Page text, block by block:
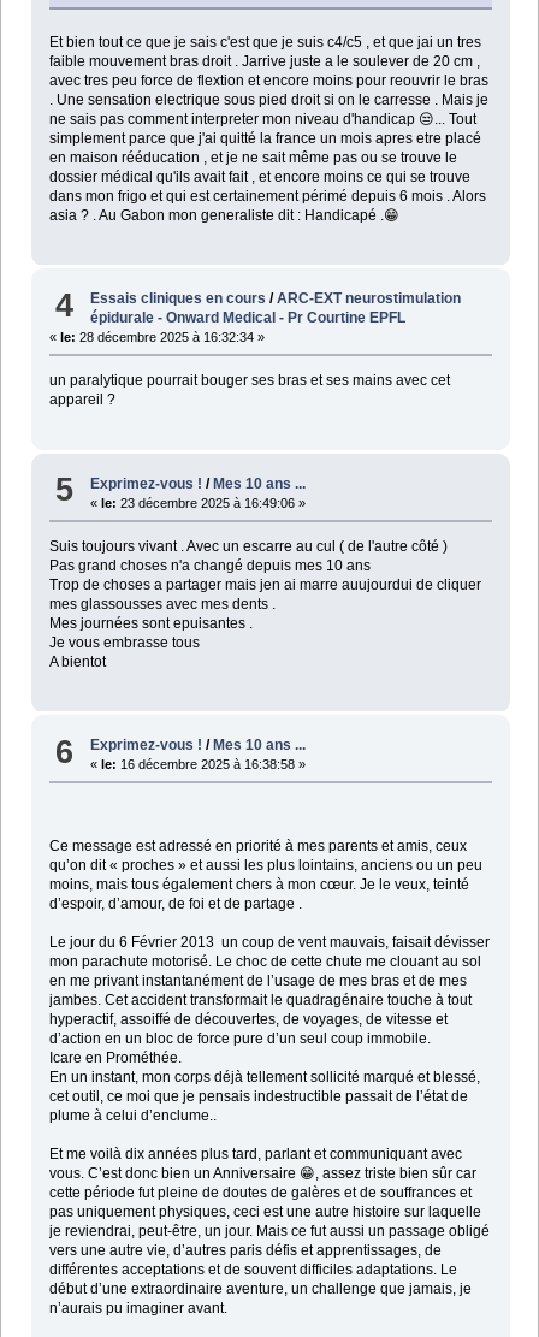
Et bien tout ce que je sais c'est que je suis c4/c5 , et que jai un tres
faible mouvement bras droit . Jarrive juste a le soulever de 20 cm ,
avec tres peu force de flextion et encore moins pour reouvrir le bras
. Une sensation electrique sous pied droit si on le carresse . Mais je
ne sais pas comment interpreter mon niveau d'handicap 😒... Tout
simplement parce que j'ai quitté la france un mois apres etre placé
en maison rééducation , et je ne sait même pas ou se trouve le
dossier médical qu'ils avait fait , et encore moins ce qui se trouve
dans mon frigo et qui est certainement périmé depuis 6 mois . Alors
asia ? . Au Gabon mon generaliste dit : Handicapé .😁
4 Essais cliniques en cours /ARC-EXT neurostimulation
épidurale - Onward Medical - Pr Courtine EPFL
« le: 28 décembre 2025 à 16:32:34 »
un paralytique pourrait bouger ses bras et ses mains avec cet
appareil ?
5 Exprimez-vous ! /Mes 10 ans ...
«le: 23 décembre 2025 à 16:49:06 »
Suis toujours vivant . Avec un escarre au cul ( de l'autre côté )
Pas grand choses n'a changé depuis mes 10 ans
Trop de choses a partager mais jen ai marre auujourdui de cliquer
mes glassousses avec mes dents .
Mes journées sont epuisantes .
Je vous embrasse tous
A bientot
6 Exprimez-vous ! / Mes 10 ans ...
« le: 16 décembre 2025 à 16:38:58 »
Ce message est adressé en priorité à mes parents et amis, ceux
qu’on dit « proches » et aussi les plus lointains, anciens ou un peu
moins, mais tous également chers à mon cœur. Je le veux, teinté
d’espoir, d’amour, de foi et de partage .
Le jour du 6 Février 2013 un coup de vent mauvais, faisait dévisser
mon parachute motorisé. Le choc de cette chute me clouant au sol
en me privant instantanément de l’usage de mes bras et de mes
jambes. Cet accident transformait le quadragénaire touche à tout
hyperactif, assoiffé de découvertes, de voyages, de vitesse et
d’action en un bloc de force pure d’un seul coup immobile.
Icare en Prométhée.
En un instant, mon corps déjà tellement sollicité marqué et blessé,
cet outil, ce moi que je pensais indestructible passait de l’état de
plume à celui d’enclume..
Et me voilà dix années plus tard, parlant et communiquant avec
vous. C’est donc bien un Anniversaire 😁, assez triste bien sûr car
cette période fut pleine de doutes de galères et de souffrances et
pas uniquement physiques, ceci est une autre histoire sur laquelle
je reviendrai, peut-être, un jour. Mais ce fut aussi un passage obligé
vers une autre vie, d’autres paris défis et apprentissages, de
différentes acceptations et de souvent difficiles adaptations. Le
début d’une extraordinaire aventure, un challenge que jamais, je
n’aurais pu imaginer avant.